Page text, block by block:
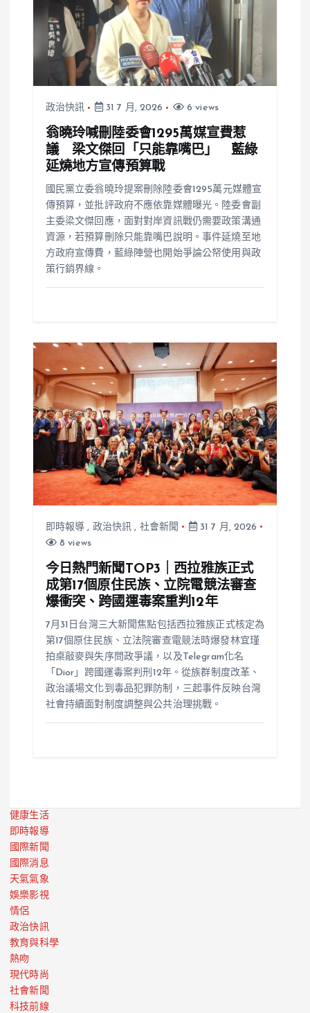
政治快訊 31 7 月, 2026 6 views
翁曉玲喊刪陸委會1295萬媒宣費惹
議 梁文傑回「只能靠嘴巴」 藍綠
延燒地方宣傳預算戰
國民黨立委翁曉玲提案刪除陸委會1295萬元媒體宣
傳預算，並批評政府不應依靠媒體曝光。陸委會副
主委梁文傑回應，面對對岸資訊戰仍需要政策溝通
資源，若預算刪除只能靠嘴巴說明。事件延燒至地
方政府宣傳費，藍綠陣營也開始爭論公帑使用與政
策行銷界線。
即時報導 , 政治快訊 , 社會新聞
31 7 月, 2026
8 views
今日熱門新聞TOP3｜西拉雅族正式
成第17個原住民族、立院電競法審查
爆衝突、跨國運毒案重判12年
7月31日台灣三大新聞焦點包括西拉雅族正式核定為
第17個原住民族、立法院審查電競法時爆發林宜瑾
拍桌敲麥與失序問政爭議，以及Telegram化名
「Dior」跨國運毒案判刑12年。從族群制度改革、
政治議場文化到毒品犯罪防制，三起事件反映台灣
社會持續面對制度調整與公共治理挑戰。
健康生活
即時報導
國際新聞
國際消息
天氣氣象
娛樂影視
情侶
政治快訊
教育與科學
熱吻
現代時尚
社會新聞
科技前線